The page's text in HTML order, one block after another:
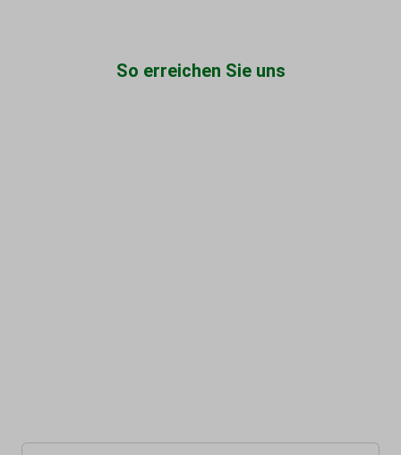
So erreichen Sie uns